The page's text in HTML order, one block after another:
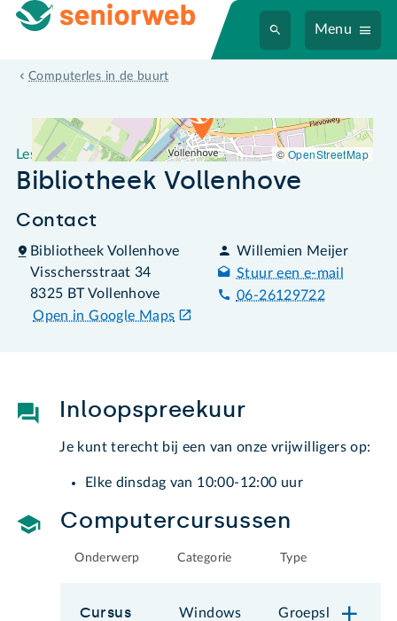
Menu
Computerles in de buurt
Leslocatie Bibliotheek Vollenhove
Leslocatie
Bibliotheek Vollenhove
Contact
Bibliotheek Vollenhove
Visschersstraat 34
8325 BT Vollenhove
Open in Google Maps
Willemien Meijer
Stuur een e-mail
06-26129722
©OpenStreetMap
Inloopspreekuur
Je kunt terecht bij een van onze vrijwilligers op:
Elke dinsdag van 10:00-12:00 uur
Computercursussen
Onderwerp Categorie Type
Cursus
Windows
Groepsl